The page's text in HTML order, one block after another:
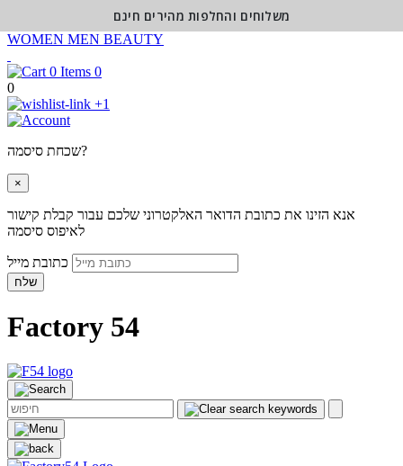
WOMEN MEN BEAUTY
0
0
+1
שכחת סיסמה?
×
אנא הזינו את כתובת הדואר האלקטרוני שלכם עבור קבלת קישור
לאיפוס סיסמה
שלח
Factory 54
משלוחים והחלפות מהירים חינם